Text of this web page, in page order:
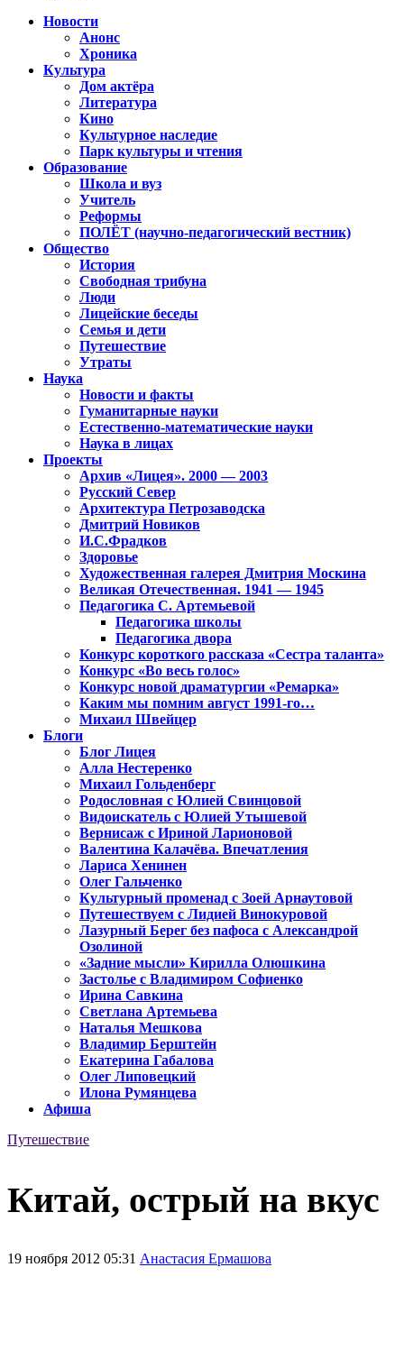
Новости
Анонс
Хроника
Культура
Дом актёра
Литература
Кино
Культурное наследие
Парк культуры и чтения
Образование
Школа и вуз
Учитель
Реформы
ПОЛЁТ (научно-педагогический вестник)
Общество
История
Свободная трибуна
Люди
Лицейские беседы
Семья и дети
Путешествие
Утраты
Наука
Новости и факты
Гуманитарные науки
Естественно-математические науки
Наука в лицах
Проекты
Архив «Лицея». 2000 — 2003
Русский Север
Архитектура Петрозаводска
Дмитрий Новиков
И.С.Фрадков
Здоровье
Художественная галерея Дмитрия Москина
Великая Отечественная. 1941 — 1945
Педагогика С. Артемьевой
Педагогика школы
Педагогика двора
Конкурс короткого рассказа «Сестра таланта»
Конкурс «Во весь голос»
Конкурс новой драматургии «Ремарка»
Каким мы помним август 1991-го…
Михаил Швейцер
Блоги
Блог Лицея
Алла Нестеренко
Михаил Гольденберг
Родословная с Юлией Свинцовой
Видоискатель с Юлией Утышевой
Вернисаж с Ириной Ларионовой
Валентина Калачёва. Впечатления
Лариса Хенинен
Олег Гальченко
Культурный променад с Зоей Арнаутовой
Путешествуем с Лидией Винокуровой
Лазурный Берег без пафоса с Александрой
Озолиной
«Задние мысли» Кирилла Олюшкина
Застолье с Владимиром Софиенко
Ирина Савкина
Светлана Артемьева
Наталья Мешкова
Владимир Берштейн
Екатерина Габалова
Олег Липовецкий
Илона Румянцева
Афиша
Путешествие
Китай, острый на вкус
19 ноября 2012 05:31 Анастасия Ермашова